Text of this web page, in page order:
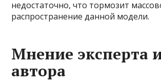
недостаточно, что тормозит
распространение данной модели.
Мнение эксперта
автора